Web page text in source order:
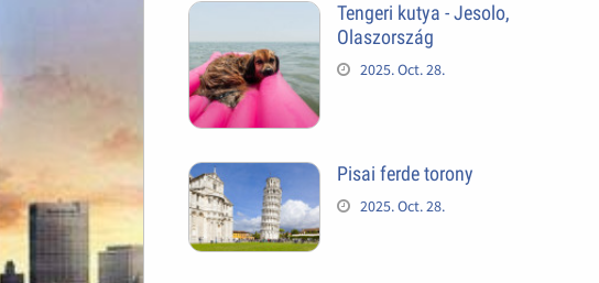
Tengeri kutya - Jesolo,
Olaszország
2025. Oct. 28.
Pisai ferde torony
2025. Oct. 28.